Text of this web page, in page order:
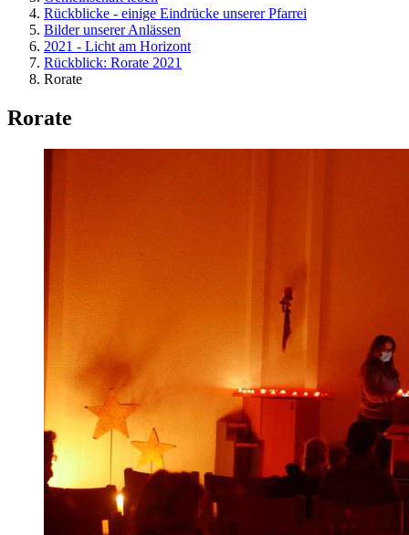
Rückblicke - einige Eindrücke unserer Pfarrei
Bilder unserer Anlässen
2021 - Licht am Horizont
Rückblick: Rorate 2021
Rorate
Rorate